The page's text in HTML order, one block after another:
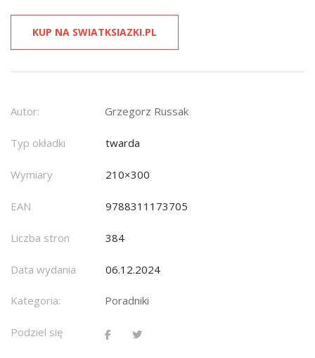
KUP NA SWIATKSIAZKI.PL
Autor: Grzegorz Russak
Typ okładki twarda
Wymiary 210×300
EAN 9788311173705
Liczba stron 384
Data wydania 06.12.2024
Kategoria: Poradniki
Podziel się